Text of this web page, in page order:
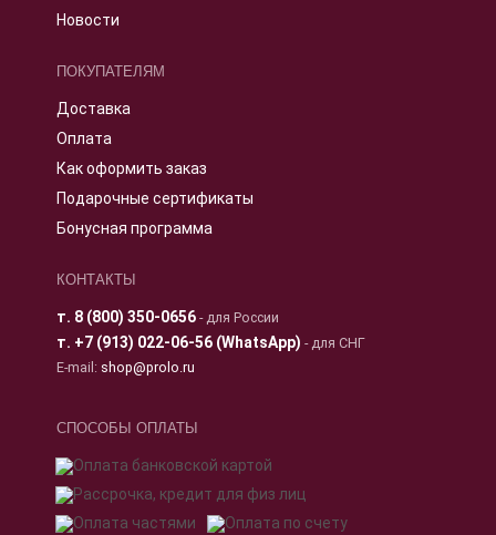
Новости
ПОКУПАТЕЛЯМ
Доставка
Оплата
Как оформить заказ
Подарочные сертификаты
Бонусная программа
КОНТАКТЫ
т. 8 (800) 350-0656- для России
т. +7 (913) 022-06-56 (WhatsApp) - для СНГ
E-mail: shop@prolo.ru
СПОСОБЫ ОПЛАТЫ